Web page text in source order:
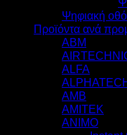
Ψηφιακή
Προϊόντα ανά
ABM
ALFA
AMB
AMITEK
ANIMO